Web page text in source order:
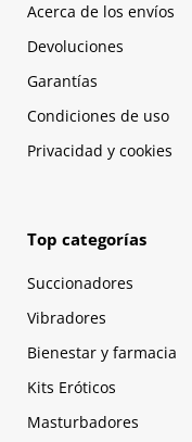
Acerca de los envíos
Devoluciones
Garantías
Condiciones de uso
Privacidad y cookies
Top categorías
Succionadores
Vibradores
Bienestar y farmacia
Kits Eróticos
Masturbadores